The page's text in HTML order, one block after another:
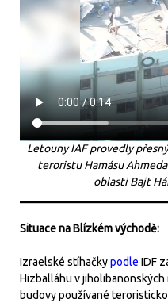
Letouny IAF provedly
teroristu Hamásu Ahmeda
oblasti Bajt
Situace na Blízkém východě:
Izraelské stíhačkypodle IDF
Hizballáhu v jiholibanonských
budovy používané